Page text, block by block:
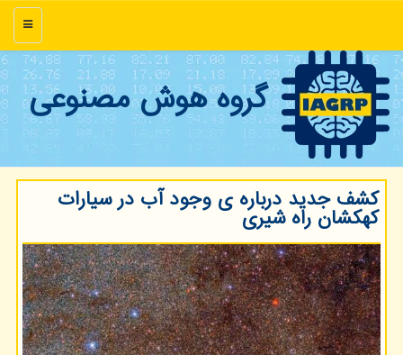
منو
گروه هوش مصنوعی
کشف جدید درباره ی وجود آب در سیارات
کهکشان راه شیری